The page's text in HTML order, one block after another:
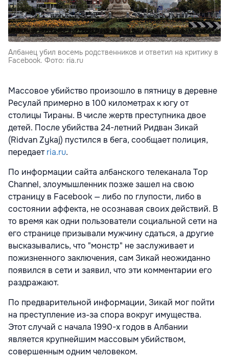
Албанец убил восемь родственников и ответил на критику в
Facebook. Фото: ria.ru
Массовое убийство произошло в пятницу в деревне
Ресулай примерно в 100 километрах к югу от
столицы Тираны. В числе жертв преступника двое
детей. После убийства 24-летний Ридван Зикай
(Ridvan Zykaj) пустился в бега, сообщает полиция,
передаетria.ru.
По информации сайта албанского телеканала Top
Channel, злоумышленник позже зашел на свою
страницу в Facebook — либо по глупости, либо в
состоянии аффекта, не осознавая своих действий. В
то время как одни пользователи социальной сети на
его странице призывали мужчину сдаться, а другие
высказывались, что "монстр" не заслуживает и
пожизненного заключения, сам Зикай неожиданно
появился в сети и заявил, что эти комментарии его
раздражают.
По предварительной информации, Зикай мог пойти
на преступление из-за спора вокруг имущества.
Этот случай с начала 1990-х годов в Албании
является крупнейшим массовым убийством,
совершенным одним человеком.